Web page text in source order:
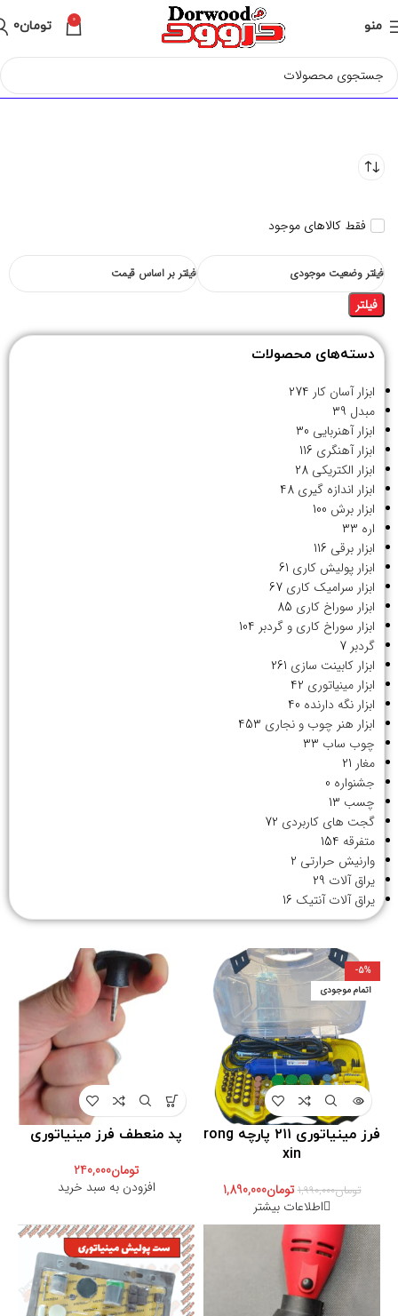
منو 0 تومان0
فقط کالاهای موجود
فیلتر وضعیت موجودی فیلتر بر اساس قیمت
فیلتر
دسته‌های محصولات
ابزار آسان کار 274
مبدل 39
ابزار آهنربایی 30
ابزار آهنگری 116
ابزار الکتریکی 28
ابزار اندازه گیری 48
ابزار برش 100
اره 33
ابزار برقی 116
ابزار پولیش کاری 61
ابزار سرامیک کاری 67
ابزار سوراخ کاری 85
ابزار سوراخ کاری و گردبر 104
گردبر 7
ابزار کابینت سازی 261
ابزار مینیاتوری 42
ابزار نگه دارنده 40
ابزار هنر چوب و نجاری 453
چوب ساب 33
مغار 21
جشنواره 0
چسب 13
گجت های کاربردی 72
متفرقه 154
وارنیش حرارتی 2
یراق آلات 29
یراق آلات آنتیک 16
-5%
اتمام موجودی
فرز مینیاتوری ۲۱۱ پارچه rong
xin
تومان1,990,000 تومان1,890,000
اطلاعات بیشتر
پد منعطف فرز مینیاتوری
تومان240,000
افزودن به سبد خرید